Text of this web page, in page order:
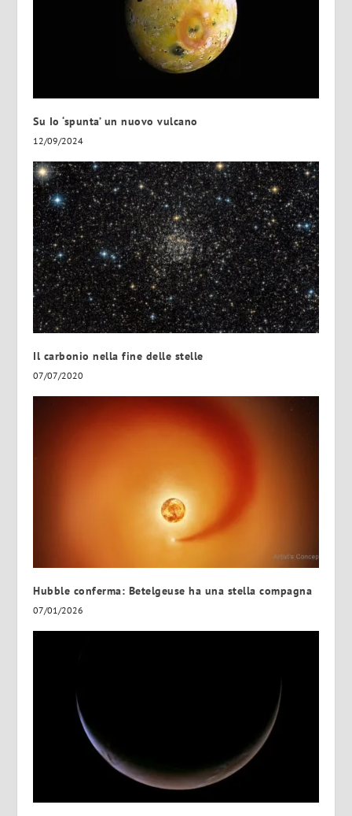
Su Io ‘spunta’ un nuovo vulcano
12/09/2024
Il carbonio nella fine delle stelle
07/07/2020
Hubble conferma: Betelgeuse ha una stella compagna
07/01/2026